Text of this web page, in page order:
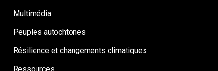
Multimédia
Peuples autochtones
Résilience et changements climatiques
Ressources